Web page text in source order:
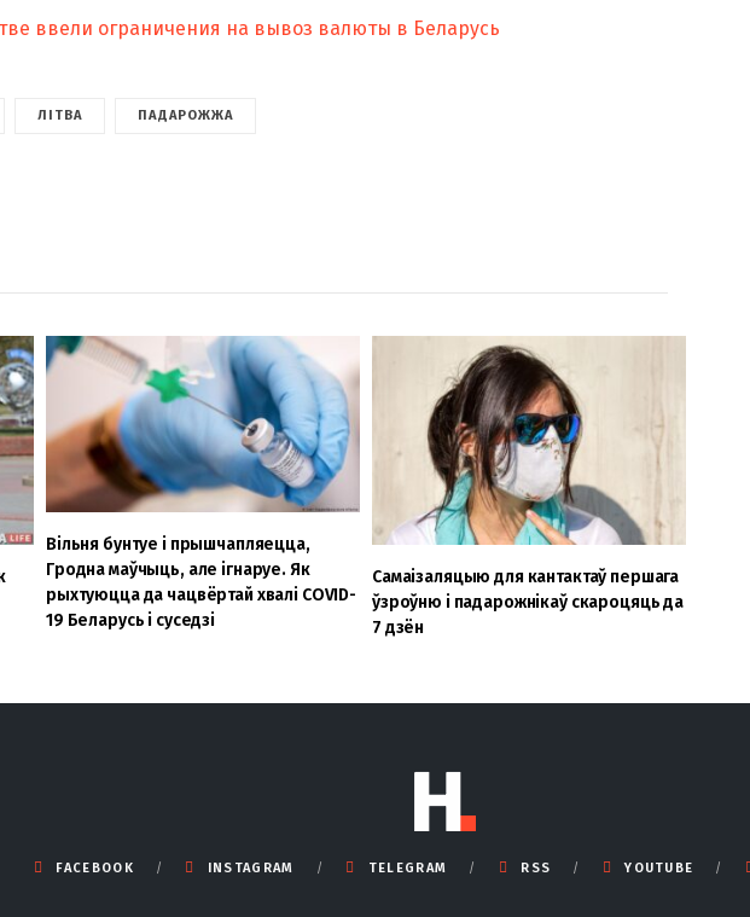
ввели ограничения на вывоз валюты в Беларусь
ЛІТВА ПАДАРОЖЖА
Вільня бунтуе і прышчапляецца,
Гродна маўчыць, але ігнаруе. Як
рыхтуюцца да чацвёртай хвалі COVID-
19 Беларусь і суседзі
Самаізаляцыю для кантактаў першага
ўзроўню і падарожнікаў скароцяць да
7 дзён
FACEBOOK INSTAGRAM TELEGRAM RSS YOUTUBE